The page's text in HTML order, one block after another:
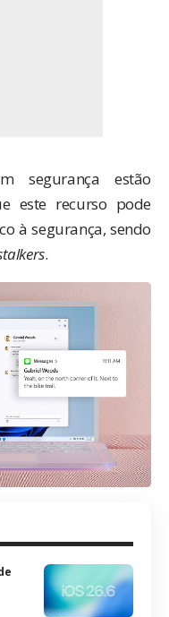
segurança estão
este recurso pode
à segurança, sendo
.